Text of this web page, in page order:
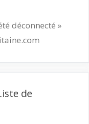
déconnecté »
de